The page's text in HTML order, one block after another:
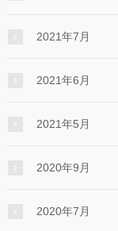
2021年7月
2021年6月
2021年5月
2020年9月
2020年7月